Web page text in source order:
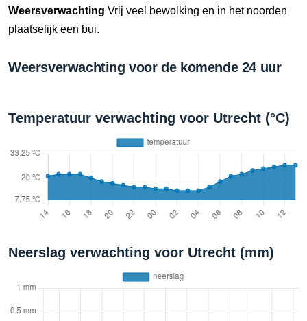
Weersverwachting Vrij veel bewolking en in het noorden
plaatselijk een bui.
Weersverwachting voor de komende 24 uur
Temperatuur verwachting voor Utrecht (°C)
Neerslag verwachting voor Utrecht (mm)